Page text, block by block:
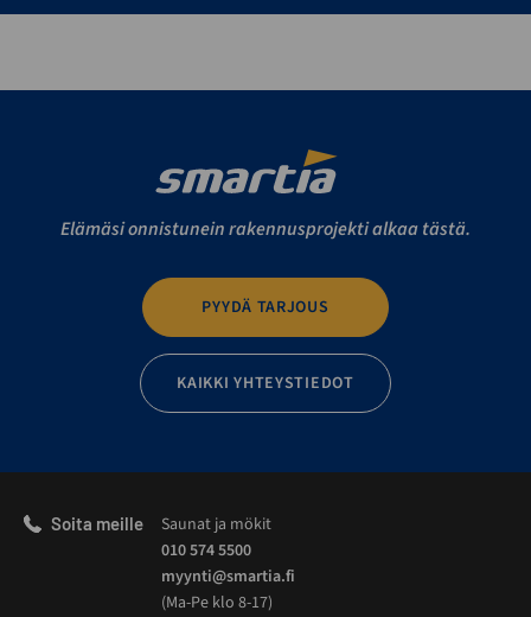
Elämäsi onnistunein rakennusprojekti alkaa tästä.
PYYDÄ TARJOUS
KAIKKI YHTEYSTIEDOT
Soita meille
Saunat ja mökit
010 574 5500
myynti@smartia.fi
(Ma-Pe klo 8-17)